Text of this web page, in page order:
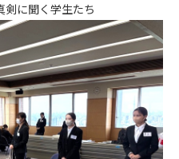
剣に聞く学生たち